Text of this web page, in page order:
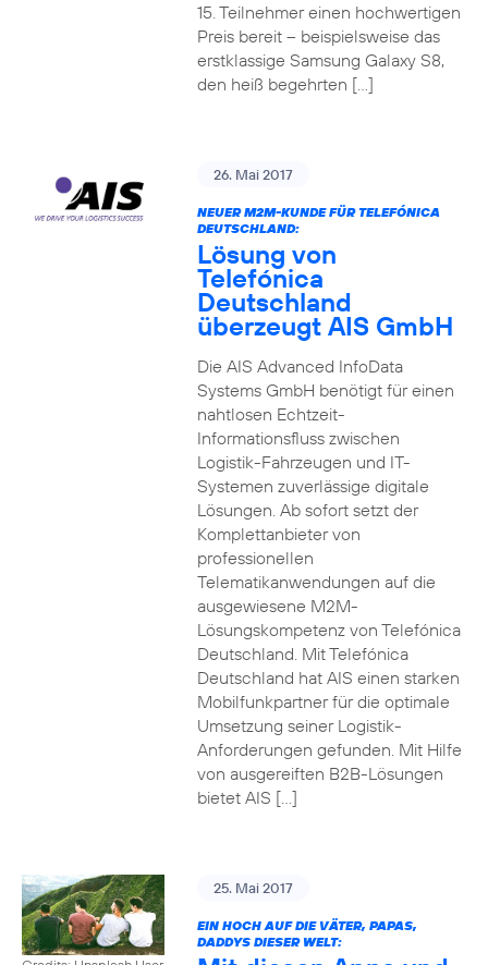
15. Teilnehmer einen hochwertigen
Preis bereit – beispielsweise das
erstklassige Samsung Galaxy S8,
den heiß begehrten […]
26. Mai 2017
NEUER M2M-KUNDE FÜR TELEFÓNICA
DEUTSCHLAND:
Lösung von
Telefónica
Deutschland
überzeugt AIS GmbH
Die AIS Advanced InfoData
Systems GmbH benötigt für einen
nahtlosen Echtzeit-
Informationsfluss zwischen
Logistik-Fahrzeugen und IT-
Systemen zuverlässige digitale
Lösungen. Ab sofort setzt der
Komplettanbieter von
professionellen
Telematikanwendungen auf die
ausgewiesene M2M-
Lösungskompetenz von Telefónica
Deutschland. Mit Telefónica
Deutschland hat AIS einen starken
Mobilfunkpartner für die optimale
Umsetzung seiner Logistik-
Anforderungen gefunden. Mit Hilfe
von ausgereiften B2B-Lösungen
bietet AIS […]
25. Mai 2017
EIN HOCH AUF DIE VÄTER, PAPAS,
DADDYS DIESER WELT: